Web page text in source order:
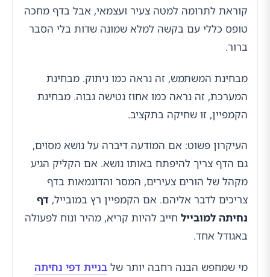
קוראת לתרומה למטה צעיר ועצמאי, אבל בדף מחכה
טופס כללי עם בקשה למלא שמונה שדות בלי הסבר
ברור.
מבחינת המשתמש, זה נראה כמו ניתוק. מבחינת
המערכת, זה נראה כמו אחוז נטישה גבוה. מבחינת
הקמפיין, זו שחיקה בתקציב.
העיקרון פשוט: אם המודעה דיברה על נושא מסוים,
גם הדף צריך להיפתח באותו נושא. אם הקליק הגיע
מקהל של הורים צעירים, המסר והדוגמאות בדף
צריכים לדבר אליהם. אם הקמפיין רץ במובייל, דף
נחיתה למובייל חייב להיות קריא, מהיר ונוח לפעולה
באגודל אחד.
מי שמחפש הבנה רחבה יותר של בניית דפי נחיתה